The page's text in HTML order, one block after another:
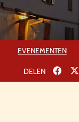
EVENEMENTEN
DELEN